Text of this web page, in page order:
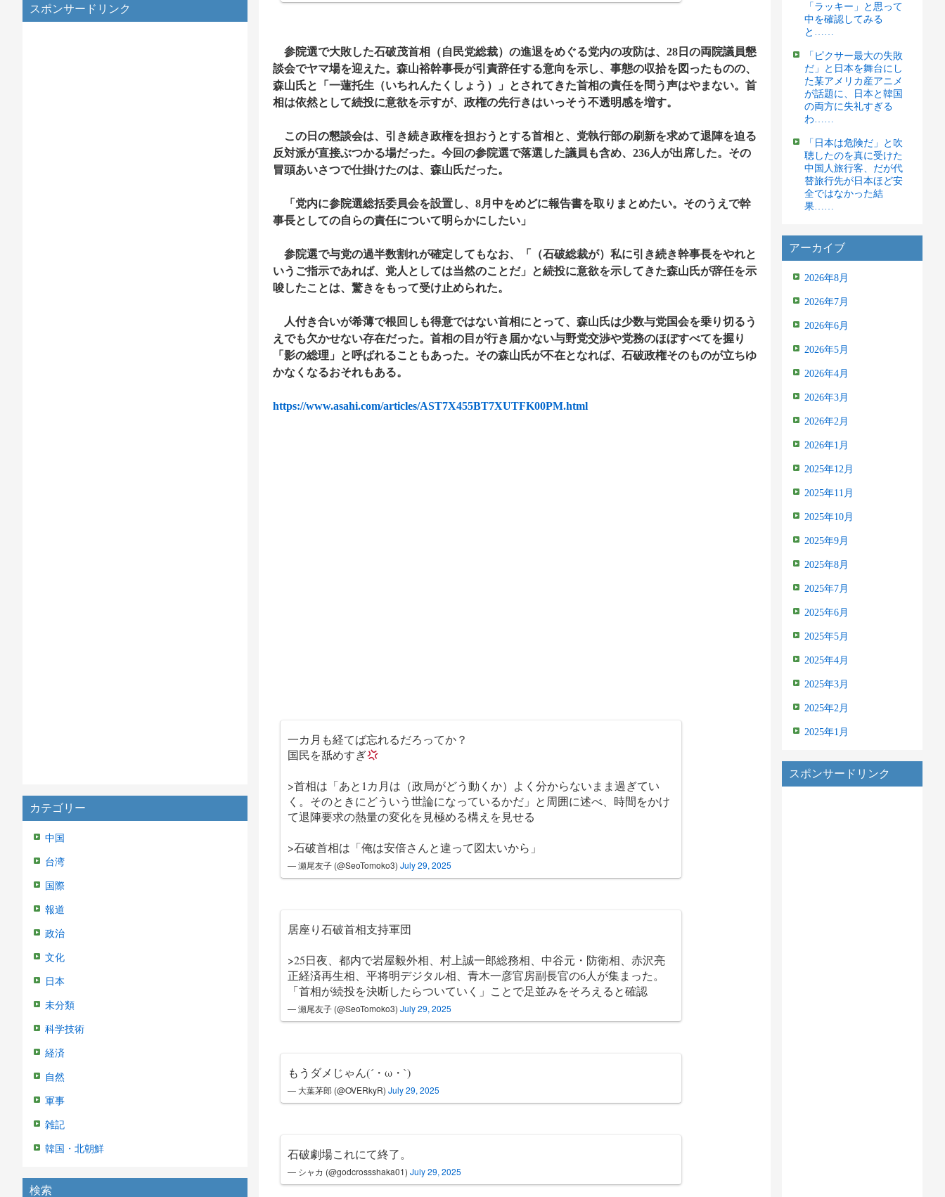
スポンサードリンク
カテゴリー
中国
台湾
国際
報道
政治
文化
日本
未分類
科学技術
経済
自然
軍事
雑記
韓国・北朝鮮
検索
参院選で大敗した石破茂首相（自民党総裁）の進退をめぐる党内の攻防は、28日の両院議員懇
談会でヤマ場を迎えた。森山裕幹事長が引責辞任する意向を示し、事態の収拾を図ったものの、
森山氏と「一蓮托生（いちれんたくしょう）」とされてきた首相の責任を問う声はやまない。首
相は依然として続投に意欲を示すが、政権の先行きはいっそう不透明感を増す。
この日の懇談会は、引き続き政権を担おうとする首相と、党執行部の刷新を求めて退陣を迫る
反対派が直接ぶつかる場だった。今回の参院選で落選した議員も含め、236人が出席した。その
冒頭あいさつで仕掛けたのは、森山氏だった。
「党内に参院選総括委員会を設置し、8月中をめどに報告書を取りまとめたい。そのうえで幹
事長としての自らの責任について明らかにしたい」
参院選で与党の過半数割れが確定してもなお、「（石破総裁が）私に引き続き幹事長をやれと
いうご指示であれば、党人としては当然のことだ」と続投に意欲を示してきた森山氏が辞任を示
唆したことは、驚きをもって受け止められた。
人付き合いが希薄で根回しも得意ではない首相にとって、森山氏は少数与党国会を乗り切るう
えでも欠かせない存在だった。首相の目が行き届かない与野党交渉や党務のほぼすべてを握り
「影の総理」と呼ばれることもあった。その森山氏が不在となれば、石破政権そのものが立ちゆ
かなくなるおそれもある。
https://www.asahi.com/articles/AST7X455BT7XUTFK00PM.html
一カ月も経てば忘れるだろってか？
国民を舐めすぎ
>首相は「あと1カ月は（政局がどう動くか）よく分からないまま過ぎてい
く。そのときにどういう世論になっているかだ」と周囲に述べ、時間をかけ
て退陣要求の熱量の変化を見極める構えを見せる
>石破首相は「俺は安倍さんと違って図太いから」
— 瀬尾友子 (@SeoTomoko3) July 29, 2025
居座り石破首相支持軍団
>25日夜、都内で岩屋毅外相、村上誠一郎総務相、中谷元・防衛相、赤沢亮
正経済再生相、平将明デジタル相、青木一彦官房副長官の6人が集まった。
「首相が続投を決断したらついていく」ことで足並みをそろえると確認
— 瀬尾友子 (@SeoTomoko3) July 29, 2025
もうダメじゃん(´・ω・`)
— 大葉茅郎 (@OVERkyR) July 29, 2025
石破劇場これにて終了。
— シャカ (@godcrossshaka01) July 29, 2025
「ラッキー」と思って
中を確認してみる
と……
「ピクサー最大の失敗
だ」と日本を舞台にし
た某アメリカ産アニメ
が話題に、日本と韓国
の両方に失礼すぎる
わ……
「日本は危険だ」と吹
聴したのを真に受けた
中国人旅行客、だが代
替旅行先が日本ほど安
全ではなかった結
果……
アーカイブ
2026年8月
2026年7月
2026年6月
2026年5月
2026年4月
2026年3月
2026年2月
2026年1月
2025年12月
2025年11月
2025年10月
2025年9月
2025年8月
2025年7月
2025年6月
2025年5月
2025年4月
2025年3月
2025年2月
2025年1月
スポンサードリンク